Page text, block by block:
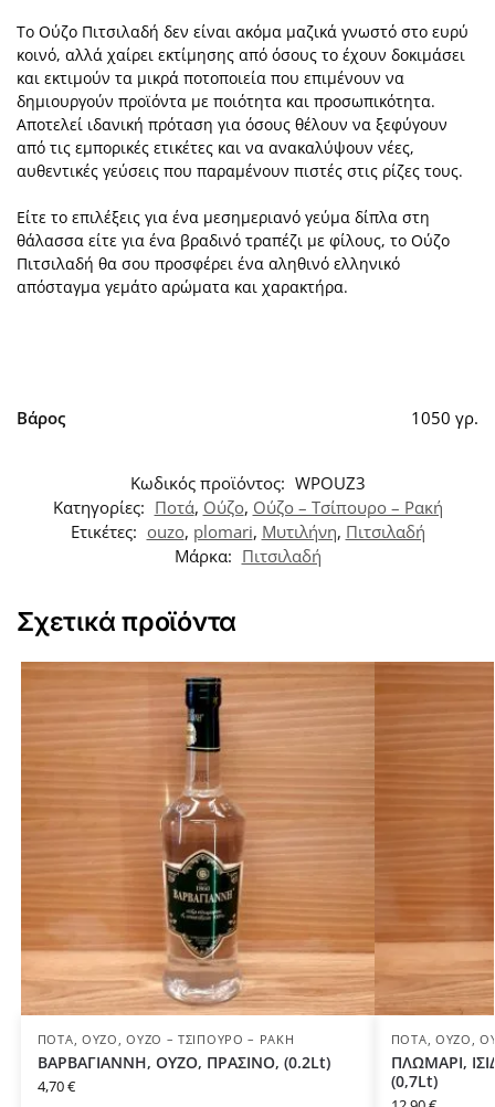
Το Ούζο Πιτσιλαδή δεν είναι ακόμα μαζικά γνωστό στο ευρύ
κοινό, αλλά χαίρει εκτίμησης από όσους το έχουν δοκιμάσει
και εκτιμούν τα μικρά ποτοποιεία που επιμένουν να
δημιουργούν προϊόντα με ποιότητα και προσωπικότητα.
Αποτελεί ιδανική πρόταση για όσους θέλουν να ξεφύγουν
από τις εμπορικές ετικέτες και να ανακαλύψουν νέες,
αυθεντικές γεύσεις που παραμένουν πιστές στις ρίζες τους.
Είτε το επιλέξεις για ένα μεσημεριανό γεύμα δίπλα στη
θάλασσα είτε για ένα βραδινό τραπέζι με φίλους, το Ούζο
Πιτσιλαδή θα σου προσφέρει ένα αληθινό ελληνικό
απόσταγμα γεμάτο αρώματα και χαρακτήρα.
Βάρος 1050 γρ.
Κωδικός προϊόντος: WPOUZ3
Κατηγορίες: Ποτά, Ούζο, Ούζο – Τσίπουρο – Ρακή
Ετικέτες: ouzo, plomari, Μυτιλήνη, Πιτσιλαδή
Μάρκα: Πιτσιλαδή
Σχετικά προϊόντα
ΠΟΤΆ, ΟΎΖΟ ,ΟΎΖΟ – ΤΣΊΠΟΥΡΟ – ΡΑΚΉ
ΒΑΡΒΑΓΙΑΝΝΗ, ΟΥΖΟ, ΠΡΑΣΙΝΟ, (0.2Lt)
4,70€
ΠΟΤΆ, ΟΎΖΟ ,
ΠΛΩΜΑΡΙ,
(0,7Lt)